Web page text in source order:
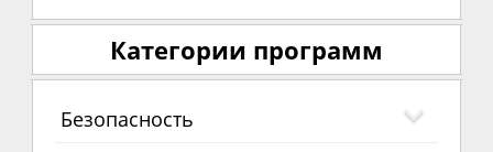
Категории программ
Безопасность